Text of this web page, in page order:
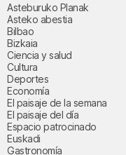
Asteburuko Planak
Asteko abestia
Bilbao
Bizkaia
Ciencia y salud
Cultura
Deportes
Economía
El paisaje de la semana
El paisaje del día
Espacio patrocinado
Euskadi
Gastronomía